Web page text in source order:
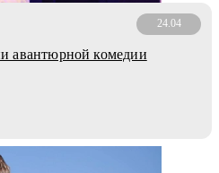
24.04
авантюрной комедии